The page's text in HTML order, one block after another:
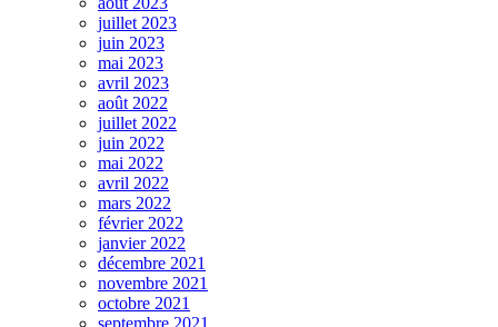
juillet 2023
juin 2023
mai 2023
avril 2023
août 2022
juillet 2022
juin 2022
mai 2022
avril 2022
mars 2022
février 2022
janvier 2022
décembre 2021
novembre 2021
octobre 2021